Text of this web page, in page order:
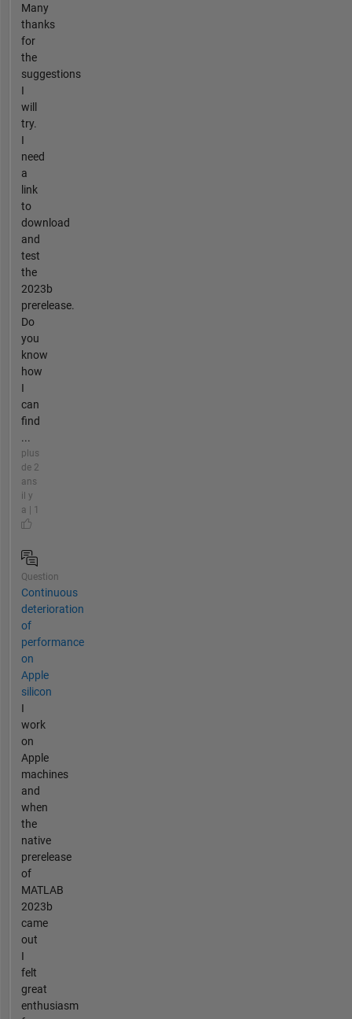
Many
thanks
for
the
suggestions
I
will
try.
I
need
a
link
to
download
and
test
the
2023b
prerelease.
Do
you
know
how
I
can
find
...
plus
de 2
ans
il y
a | 1
Question
Continuous
deterioration
of
performance
on
Apple
silicon
I
work
on
Apple
machines
and
when
the
native
prerelease
of
MATLAB
2023b
came
out
I
felt
great
enthusiasm